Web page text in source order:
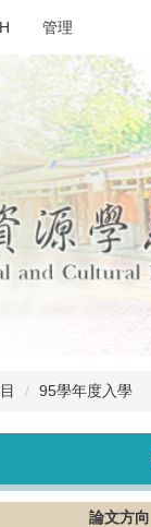
管理
95學年度入學
論文方向